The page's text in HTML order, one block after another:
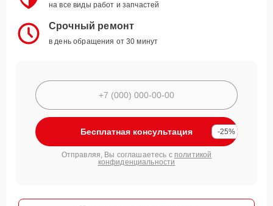
на все виды работ и запчастей
Срочный ремонт
в день обращения от 30 минут
Бесплатная консультация -25%
Отправляя, Вы соглашаетесь с политикой
конфиденциальности